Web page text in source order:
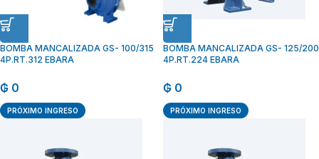
BOMBA MANCALIZADA GS- 100/315
4P.RT.312 EBARA
₲ 0
BOMBA MANCALIZADA GS- 125/200
4P.RT.224 EBARA
₲ 0
PRÓXIMO INGRESO PRÓXIMO INGRESO